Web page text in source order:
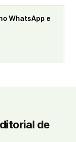
WhatsApp e
de